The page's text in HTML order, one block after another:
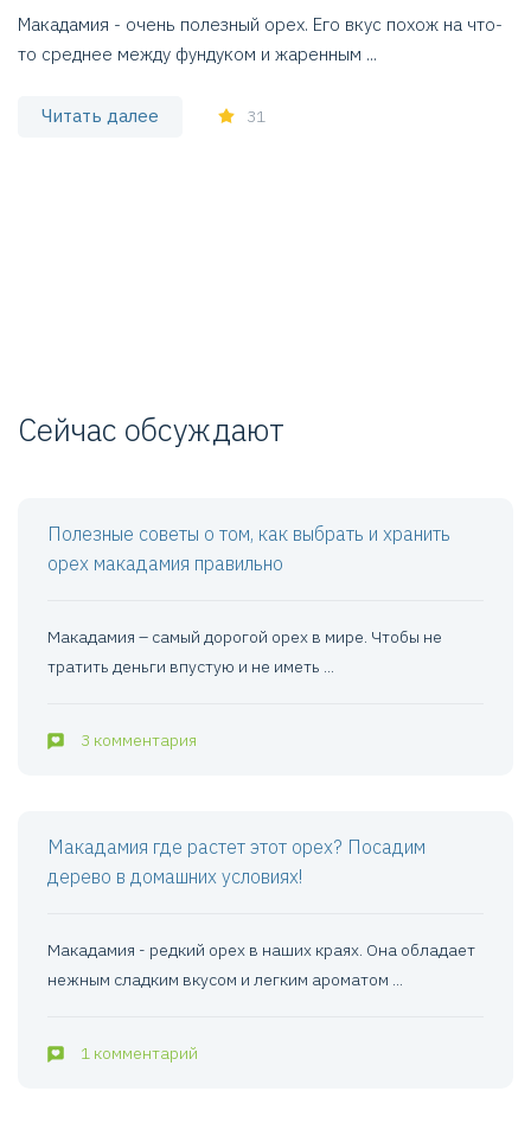
Макадамия - очень полезный орех. Его вкус похож на что-
то среднее между фундуком и жаренным ...
Читать далее 31
Сейчас обсуждают
Полезные советы о том, как выбрать и хранить
орех макадамия правильно
Макадамия – самый дорогой орех в мире. Чтобы не
тратить деньги впустую и не иметь ...
3 комментария
Макадамия где растет этот орех? Посадим
дерево в домашних условиях!
Макадамия - редкий орех в наших краях. Она обладает
нежным сладким вкусом и легким ароматом ...
1 комментарий